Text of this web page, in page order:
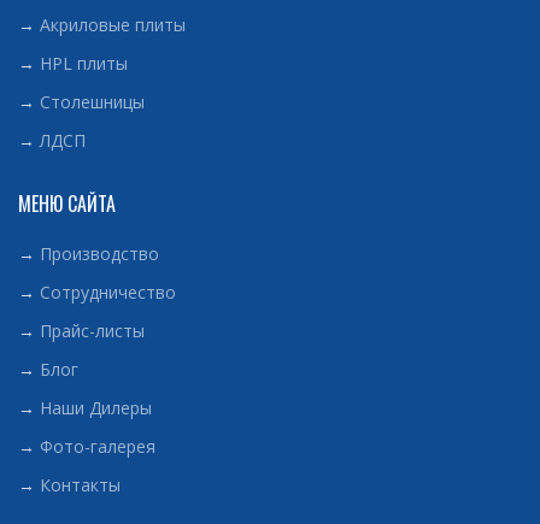
→ Акриловые плиты
→ HPL плиты
→ Столешницы
→ЛДСП
МЕНЮ САЙТА
→ Производство
→ Сотрудничество
→ Прайс-листы
→ Блог
→ Наши Дилеры
→ Фото-галерея
→ Контакты